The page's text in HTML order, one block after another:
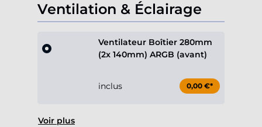
Ventilation & Éclairage
Ventilateur Boîtier 280mm
(2x 140mm) ARGB (avant)
inclus 0,00 €*
Voir plus